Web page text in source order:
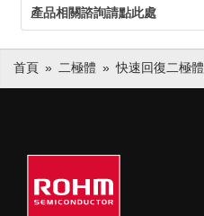
產品相關諮詢請點此處
首頁 二極體 快速回復二極體